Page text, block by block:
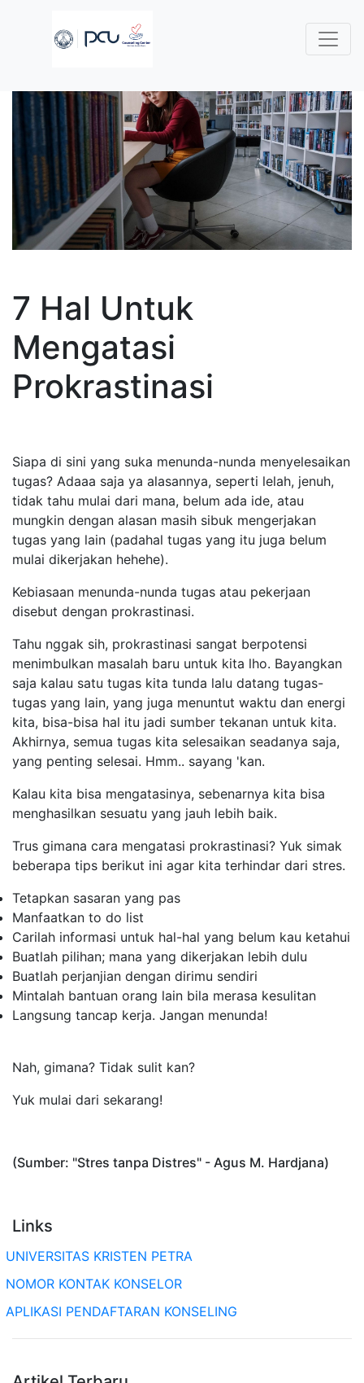
7 Hal Untuk
Mengatasi
Prokrastinasi
Siapa di sini yang suka menunda-nunda menyelesaikan
tugas? Adaaa saja ya alasannya, seperti lelah, jenuh,
tidak tahu mulai dari mana, belum ada ide, atau
mungkin dengan alasan masih sibuk mengerjakan
tugas yang lain (padahal tugas yang itu juga belum
mulai dikerjakan hehehe).
Kebiasaan menunda-nunda tugas atau pekerjaan
disebut dengan prokrastinasi.
Tahu nggak sih, prokrastinasi sangat berpotensi
menimbulkan masalah baru untuk kita lho. Bayangkan
saja kalau satu tugas kita tunda lalu datang tugas-
tugas yang lain, yang juga menuntut waktu dan energi
kita, bisa-bisa hal itu jadi sumber tekanan untuk kita.
Akhirnya, semua tugas kita selesaikan seadanya saja,
yang penting selesai. Hmm.. sayang 'kan.
Kalau kita bisa mengatasinya, sebenarnya kita bisa
menghasilkan sesuatu yang jauh lebih baik.
Trus gimana cara mengatasi prokrastinasi? Yuk simak
beberapa tips berikut ini agar kita terhindar dari stres.
Tetapkan sasaran yang pas
Manfaatkan to do list
Carilah informasi untuk hal-hal yang belum kau ketahui
Buatlah pilihan; mana yang dikerjakan lebih dulu
Buatlah perjanjian dengan dirimu sendiri
Mintalah bantuan orang lain bila merasa kesulitan
Langsung tancap kerja. Jangan menunda!
Nah, gimana? Tidak sulit kan?
Yuk mulai dari sekarang!
(Sumber: "Stres tanpa Distres" - Agus M. Hardjana)
Links
UNIVERSITAS KRISTEN PETRA
NOMOR KONTAK KONSELOR
APLIKASI PENDAFTARAN KONSELING